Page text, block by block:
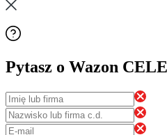
Pytasz o Wazon